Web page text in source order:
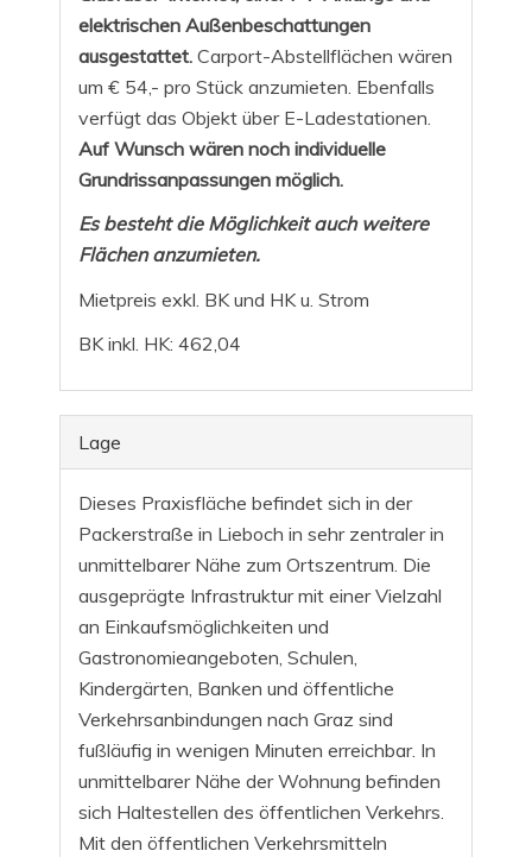
elektrischen Außenbeschattungen
ausgestattet. Carport-Abstellflächen wären
um € 54,- pro Stück anzumieten. Ebenfalls
verfügt das Objekt über E-Ladestationen.
Auf Wunsch wären noch individuelle
Grundrissanpassungen möglich.
Es besteht die Möglichkeit auch weitere
Flächen anzumieten.
Mietpreis exkl. BK und HK u. Strom
BK inkl. HK: 462,04
Lage
Dieses Praxisfläche befindet sich in der
Packerstraße in Lieboch in sehr zentraler in
unmittelbarer Nähe zum Ortszentrum. Die
ausgeprägte Infrastruktur mit einer Vielzahl
an Einkaufsmöglichkeiten und
Gastronomieangeboten, Schulen,
Kindergärten, Banken und öffentliche
Verkehrsanbindungen nach Graz sind
fußläufig in wenigen Minuten erreichbar. In
unmittelbarer Nähe der Wohnung befinden
sich Haltestellen des öffentlichen Verkehrs.
Mit den öffentlichen Verkehrsmitteln